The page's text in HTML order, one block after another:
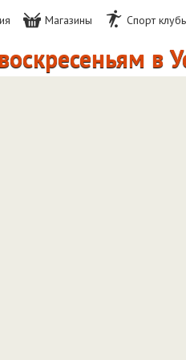
Магазины Спорт
в